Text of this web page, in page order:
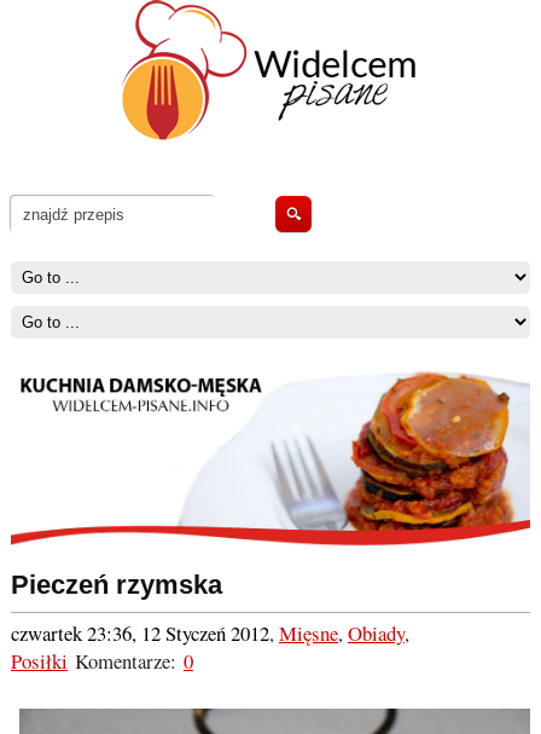
Pieczeń rzymska
czwartek 23:36, 12 Styczeń 2012,Mięsne,Obiady,
Posiłki Komentarze: 0